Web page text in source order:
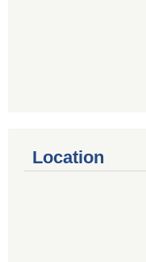
Location